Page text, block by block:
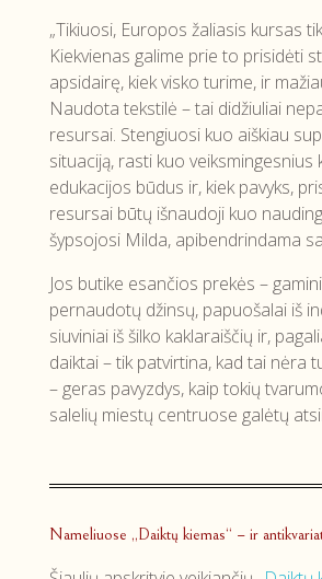
„Tikiuosi, Europos žaliasis kursas
Kiekvienas galime prie to prisidėti
apsidairę, kiek visko turime, ir
Naudota tekstilė – tai didžiuliai
resursai. Stengiuosi kuo aiškiau
situaciją, rasti kuo veiksmingesnius
edukacijos būdus ir, kiek pavyks,
resursai būtų išnaudoji kuo
šypsojosi Milda, apibendrindama
Jos butike esančios prekės –
pernaudotų džinsų, papuošalai iš
siuviniai iš šilko kaklaraiščių ir,
daiktai – tik patvirtina, kad tai nėra
– geras pavyzdys, kaip tokių
salelių miestų centruose galėtų
Nameliuose „Daiktų kiemas“ – ir